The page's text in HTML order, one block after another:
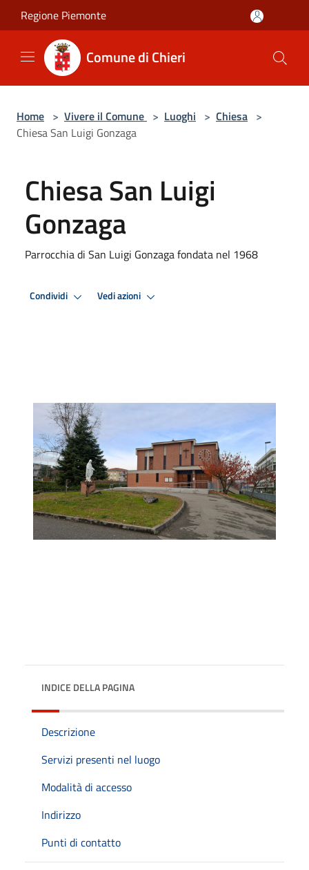
Salta al contenuto principale
Regione Piemonte
Comune di Chieri
Home > Vivere il Comune > Luoghi > Chiesa >
Chiesa San Luigi Gonzaga
Chiesa San Luigi
Gonzaga
Parrocchia di San Luigi Gonzaga fondata nel 1968
Condividi Vedi azioni
INDICE DELLA PAGINA
Descrizione
Servizi presenti nel luogo
Modalità di accesso
Indirizzo
Punti di contatto